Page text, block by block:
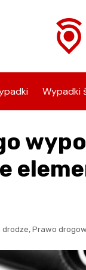
Wypadki
drodze, Prawo